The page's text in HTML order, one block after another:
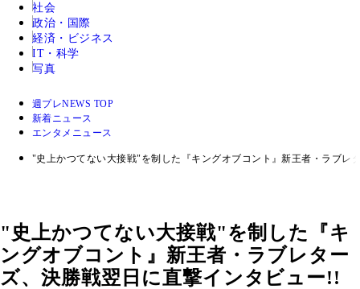
社会
政治・国際
経済・ビジネス
IT・科学
写真
週プレNEWS TOP
新着ニュース
エンタメニュース
"史上かつてない大接戦"を制した『キングオブコント』新王者・ラブレ
"史上かつてない大接戦"を制した『キ
ングオブコント』新王者・ラブレター
ズ、決勝戦翌日に直撃インタビュー!!